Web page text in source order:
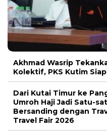
Akhmad Wasrip
Kolektif, PKS Kutim
Dari Kutai Timur ke
Umroh Haji Jadi Satu-
Bersanding dengan
Travel Fair 2026